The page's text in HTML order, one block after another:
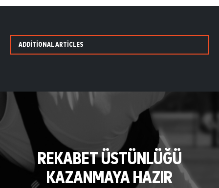
ADDITIONAL ARTICLES
REKABET ÜSTÜNLÜĞÜ
KAZANMAYA HAZIR